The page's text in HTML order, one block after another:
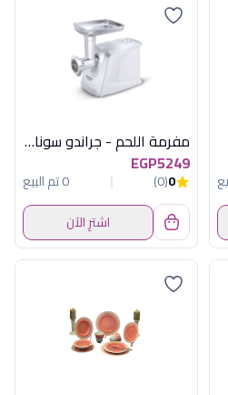
مفرمة اللحم - جراندو سوناي 1600 وات، 3 اقراص للفرم - ابيض SH-4400
EGP5249
0
(0)
0 تم البيع
اشترِ الآن